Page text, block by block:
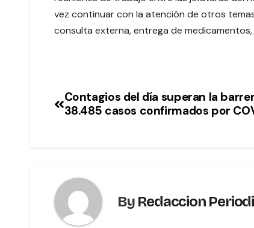
vez continuar con la atención de otros
consulta externa, entrega de
Contagios del día superan la
38.485 casos confirmados por
By Redaccion